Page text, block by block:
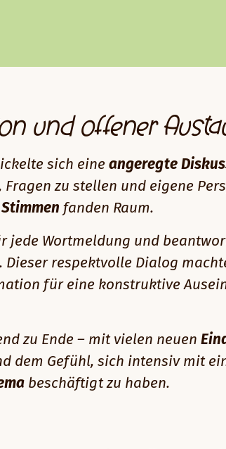
und offener
sich eine angeregte
zu stellen und eigene
fanden Raum.
jede Wortmeldung und
respektvolle Dialog
für eine konstruktive
zu Ende – mit vielen neuen
dem Gefühl, sich intensiv mit
beschäftigt zu haben.